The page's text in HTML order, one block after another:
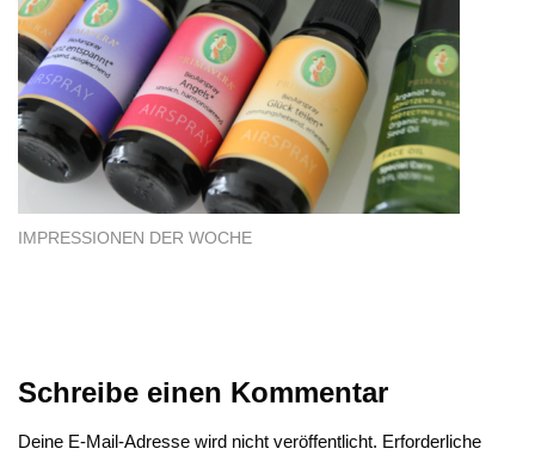
IMPRESSIONEN DER WOCHE
Schreibe einen Kommentar
Deine E-Mail-Adresse wird nicht veröffentlicht. Erforderliche